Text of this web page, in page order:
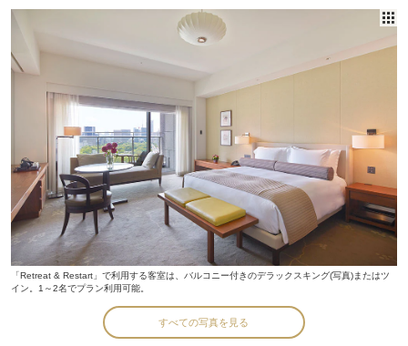
「Retreat & Restart」で利用する客室は、バルコニー付きのデラックスキング(写真)またはツ
イン。1～2名でプラン利用可能。
すべての写真を見る